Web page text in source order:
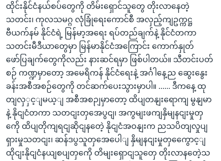
ရန်ထိုင်းနိုင်ငံနယ်စပ်တွေကို တိမ်းရှောင်သူတွေ တိုးလာနေတဲ့
သတင်း၊ ကုလသမဂ္ဂ လုံခြုံရေးကောင်စီ အလှည့်ကျဥက္ကဋ္ဌ
ဗီယက်နမ် နိုင်ငံရဲ့ မြန်မာ့အရေး ရပ်တည်ချက်နဲ့ နိုင်ငံတကာ
သတင်းမီဒီယာတွေမှာ မြန်မာနိုင်ငံအကြောင်း ကောက်နှုတ်
ဖော်ပြချက်တွေကိုလည်း နားဆင်ရမှာ ဖြစ်ပါတယ်။ သီတင်းပတ်
စဉ် ကဏ္ဍမှာတော့ အမေရိကန် နိုင်ငံရေးနဲ့ အင်္ဂါနေ့ည ဆွေးနွေး
ခန်းအစီအစဉ်တွေကို တင်ဆက်ပေးသွားမှာပါ။ ...... ဒီကနေ့ ထု
တျလှှင့ျမယ့ျ အစီအစဉျမှာတော့ ထိပျတနျးရောကျ မွနျမာ
နဲ့ နိုငျငံတကာ သတငျးတှအေပွငျ၊ အကွမျးဖကျနှိမျနငျးမှုတှ
ကေို ထိပျတိုကျရငျဆိုငျနတေဲ့ နိုငျငံအဝနျးက ညသပိတျလှုပျ
ရှားမှုသတငျး၊ ဆန်ဒပွသူတှအေပေါျ နှိမျနငျးမှုတှကွေောင့ျ
ထိုငျးနိုငျငံနယျစပျတှကေို တိမျးရှောငျသူတှေ တိုးလာနတေဲ့သ